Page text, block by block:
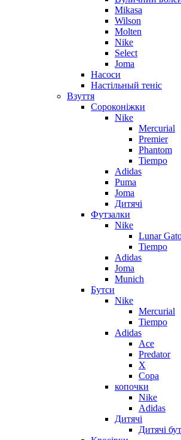
Mikasa
Wilson
Molten
Nike
Select
Joma
Насоси
Настільный теніс
Взуття
Сороконіжки
Nike
Mercurial
Premier
Phantom
Tiempo
Adidas
Puma
Joma
Дитячі
Футзалки
Nike
Lunar
Tiempo
Adidas
Joma
Munich
Бутси
Nike
Mercurial
Tiempo
Adidas
Ace
Predator
X
Copa
копочки
Nike
Adidas
Дитячі
Дитячі